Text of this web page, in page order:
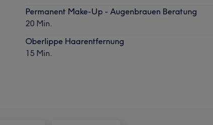
Permanent Make-Up - Augenbrauen Beratung
20 Min.
Oberlippe Haarentfernung
15 Min.